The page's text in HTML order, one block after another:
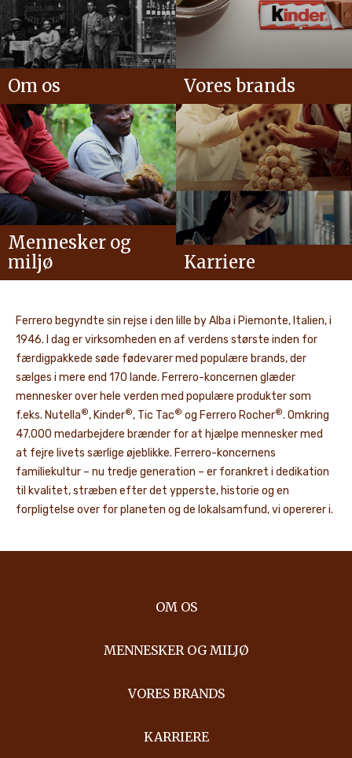
Om os Vores brands
Mennesker og
miljø
Karriere
Ferrero begyndte sin rejse i den lille by Alba i Piemonte, Italien, i
1946. I dag er virksomheden en af verdens største inden for
færdigpakkede søde fødevarer med populære brands, der
sælges i mere end 170 lande. Ferrero-koncernen glæder
mennesker over hele verden med populære produkter som
f.eks. Nutella®, Kinder®, Tic Tac® og Ferrero Rocher®. Omkring
47.000 medarbejdere brænder for at hjælpe mennesker med
at fejre livets særlige øjeblikke. Ferrero-koncernens
familiekultur – nu tredje generation – er forankret i dedikation
til kvalitet, stræben efter det ypperste, historie og en
forpligtelse over for planeten og de lokalsamfund, vi opererer i.
OM OS
MENNESKER OG MILJØ
VORES BRANDS
KARRIERE